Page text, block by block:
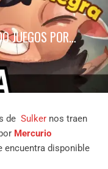
JUEGOS POR…
de Sulker nos traen
Mercurio
encuentra disponible